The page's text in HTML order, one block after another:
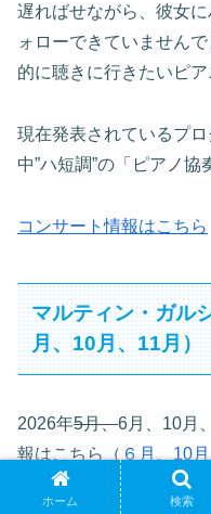
遅ればせながら、彼女
ォローできていません
的に聴きに行きたいピア
現在発表されているプ
中”ハ短調”の「ピアノ協
コンサート情報はこちら
マルティン・ガル
月、10月、11月）
2026年5月、6月、10月
報はこちら（６月、10月
ホーム 検索